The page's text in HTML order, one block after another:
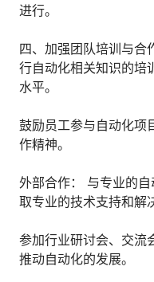
进行。
四、加强团队培训与合
行自动化相关知识的培
水平。
鼓励员工参与自动化项
作精神。
外部合作： 与专业的
取专业的技术支持和解
参加行业研讨会、交流
推动自动化的发展。